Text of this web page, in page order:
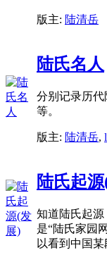
版主: 陆清岳
陆氏名人
分别记录历
等。
版主: 陆清岳,
陆氏起
知道陆氏起
是“陆氏家园
以看到中国